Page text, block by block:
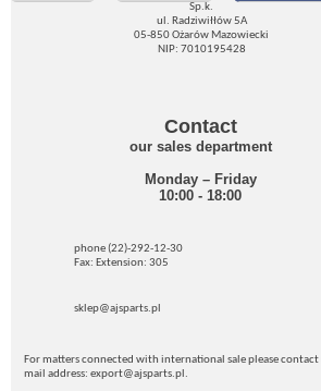
Sp.k.
ul. Radziwiłłów 5A
05-850 Ożarów Mazowiecki
NIP: 7010195428
Contact
our sales department
Monday – Friday
10:00 - 18:00
phone (22)-292-12-30
Fax: Extension: 305
sklep@ajsparts.pl
For matters connected with international sale please contact
mail address: export@ajsparts.pl.